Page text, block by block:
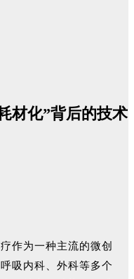
材化”背后的技术
作为一种主流的微创
吸内科、外科等多个